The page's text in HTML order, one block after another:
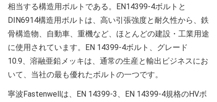
相当する構造用ボルトである。EN14399-4ボルトと
DIN6914構造用ボルトは、高い引張強度と耐久性から、鉄
骨構造物、自動車、重機など、ほとんどの建設・工業用途
に使用されています。EN 14399-4ボルト、グレード
10.9、溶融亜鉛メッキは、通常の生産と輸出ビジネスにお
いて、当社の最も優れたボルトの一つです。
寧波Fastenwellは、EN 14399-3、EN 14399-4規格のHVボ